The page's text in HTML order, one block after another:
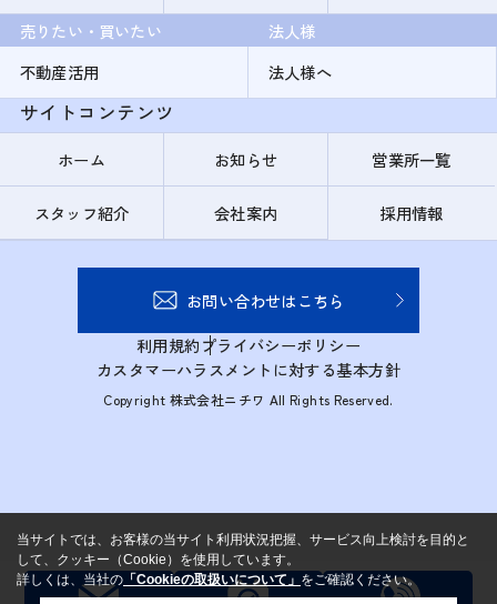
売りたい・買いたい
不動産活用
法人様
法人様へ
サイトコンテンツ
ホーム お知らせ 営業所一覧
スタッフ紹介 会社案内 採用情報
お問い合わせはこちら
利用規約プライバシーポリシー
カスタマーハラスメントに対する基本方針
Copyright 株式会社ニチワ All Rights Reserved.
当サイトでは、お客様の当サイト利用状況把握、サービス向上検討を目的と
して、クッキー（Cookie）を使用しています。
詳しくは、当社の 「Cookieの取扱いについて」 をご確認ください。